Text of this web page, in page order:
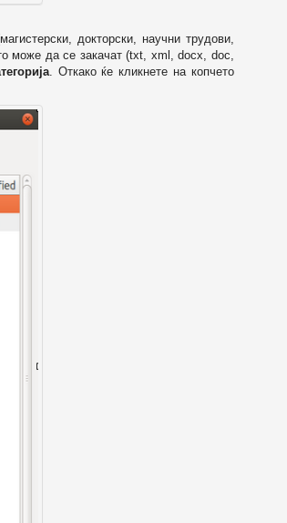
докторски, научни трудови,
може да се закачат (txt, xml, docx, doc,
. Откако ќе кликнете на копчето